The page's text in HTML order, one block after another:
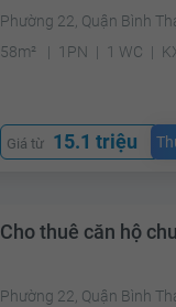
Phường 22, Quận Bình
58m²
1PN 1 WC
Giá từ 15.1 triệu
Cho thuê căn hộ
Phường 22, Quận Bình